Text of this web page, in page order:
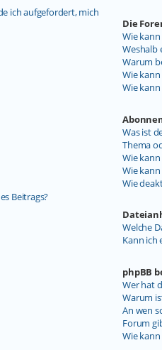
ich aufgefordert, mich
Beitrags?
Die
Wie
Weshalb
Warum
Wie
Wie
Was ist
Thema
Wie
Wie
Wie
Welche
Kann ich
phpBB
Wer hat
Warum
An wen
Forum
Wie